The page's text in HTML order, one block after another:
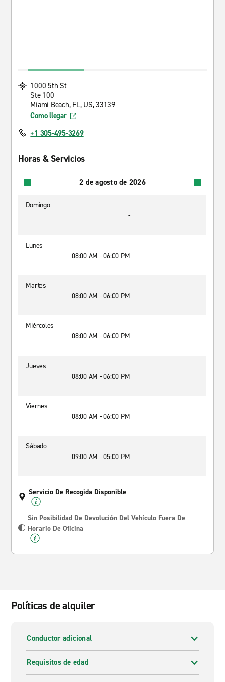
1000 5th St
Ste 100
Miami Beach, FL, US, 33139
Como llegar
+1 305-495-3269
Horas & Servicios
2 de agosto de 2026
Domingo
-
Lunes
08:00 AM - 06:00 PM
Martes
08:00 AM - 06:00 PM
Miércoles
08:00 AM - 06:00 PM
Jueves
08:00 AM - 06:00 PM
Viernes
08:00 AM - 06:00 PM
Sábado
09:00 AM - 05:00 PM
Servicio De Recogida Disponible
Sin Posibilidad De Devolución Del Vehículo Fuera De
Horario De Oficina
Políticas de alquiler
Conductor adicional
Requisitos de edad